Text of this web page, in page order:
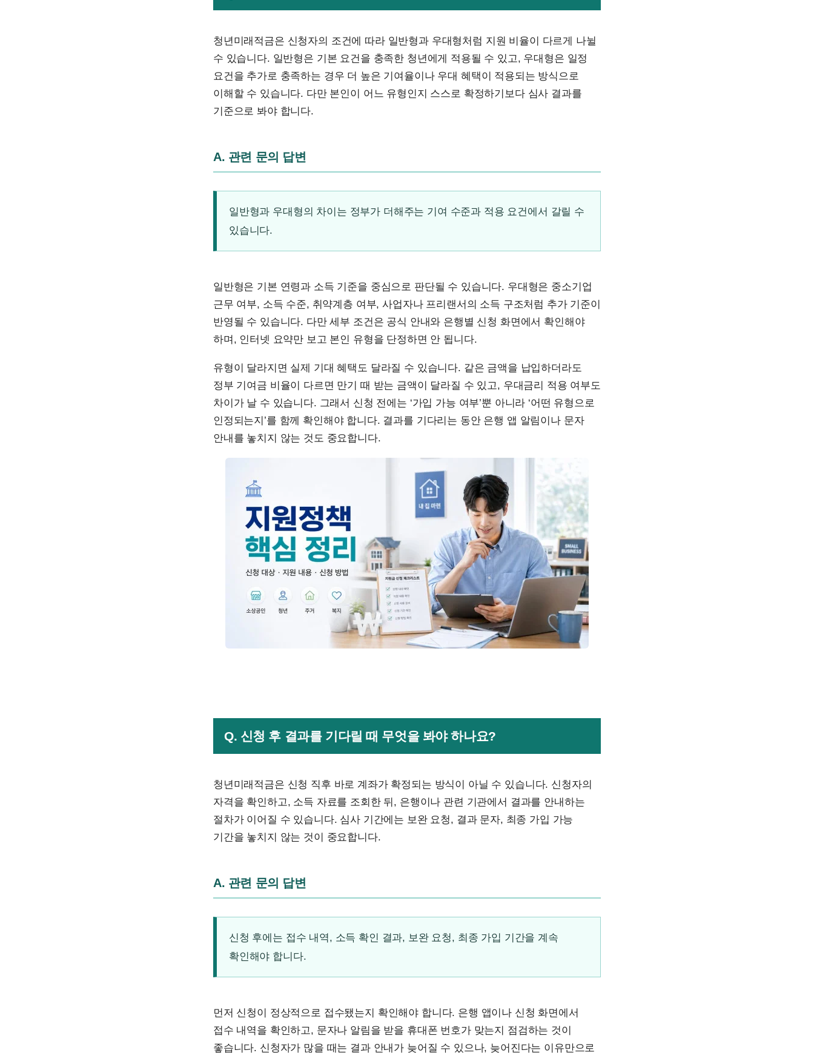
청년미래적금은 신청자의 조건에 따라 일반형과 우대형처럼 지원 비율이 다르게 나뉠
수 있습니다. 일반형은 기본 요건을 충족한 청년에게 적용될 수 있고, 우대형은 일정
요건을 추가로 충족하는 경우 더 높은 기여율이나 우대 혜택이 적용되는 방식으로
이해할 수 있습니다. 다만 본인이 어느 유형인지 스스로 확정하기보다 심사 결과를
기준으로 봐야 합니다.
A. 관련 문의 답변
일반형과 우대형의 차이는 정부가 더해주는 기여 수준과 적용 요건에서 갈릴 수
있습니다.
일반형은 기본 연령과 소득 기준을 중심으로 판단될 수 있습니다. 우대형은 중소기업
근무 여부, 소득 수준, 취약계층 여부, 사업자나 프리랜서의 소득 구조처럼 추가 기준이
반영될 수 있습니다. 다만 세부 조건은 공식 안내와 은행별 신청 화면에서 확인해야
하며, 인터넷 요약만 보고 본인 유형을 단정하면 안 됩니다.
유형이 달라지면 실제 기대 혜택도 달라질 수 있습니다. 같은 금액을 납입하더라도
정부 기여금 비율이 다르면 만기 때 받는 금액이 달라질 수 있고, 우대금리 적용 여부도
차이가 날 수 있습니다. 그래서 신청 전에는 ‘가입 가능 여부’뿐 아니라 ‘어떤 유형으로
인정되는지’를 함께 확인해야 합니다. 결과를 기다리는 동안 은행 앱 알림이나 문자
안내를 놓치지 않는 것도 중요합니다.
Q. 신청 후 결과를 기다릴 때 무엇을 봐야 하나요?
청년미래적금은 신청 직후 바로 계좌가 확정되는 방식이 아닐 수 있습니다. 신청자의
자격을 확인하고, 소득 자료를 조회한 뒤, 은행이나 관련 기관에서 결과를 안내하는
절차가 이어질 수 있습니다. 심사 기간에는 보완 요청, 결과 문자, 최종 가입 가능
기간을 놓치지 않는 것이 중요합니다.
A. 관련 문의 답변
신청 후에는 접수 내역, 소득 확인 결과, 보완 요청, 최종 가입 기간을 계속
확인해야 합니다.
먼저 신청이 정상적으로 접수됐는지 확인해야 합니다. 은행 앱이나 신청 화면에서
접수 내역을 확인하고, 문자나 알림을 받을 휴대폰 번호가 맞는지 점검하는 것이
좋습니다. 신청자가 많을 때는 결과 안내가 늦어질 수 있으나, 늦어진다는 이유만으로